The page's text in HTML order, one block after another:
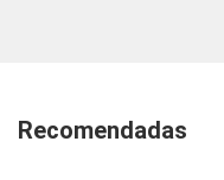
Recomendadas